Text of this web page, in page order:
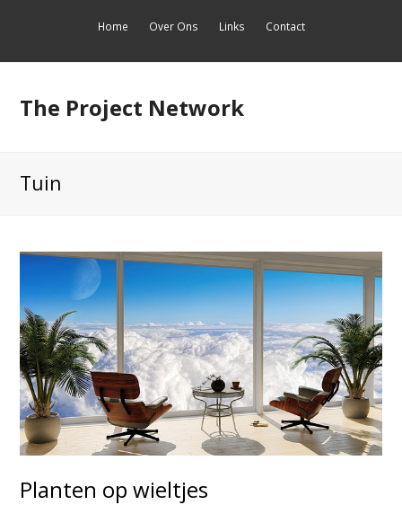
Home Over Ons Links Contact
The Project Network
Tuin
Planten op wieltjes